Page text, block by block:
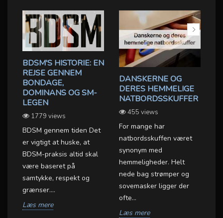
BDSM'S HISTORIE: EN
REJSE GENNEM
BONDAGE,
DOMINANS OG SM-
LEGEN
1779 views
BDSM gennem tiden Det
er vigtigt at huske, at
BDSM-praksis altid skal
være baseret på
samtykke, respekt og
grænser....
Læs mere
DANSKERNE OG
DERES HEMMELIGE
NATBORDSSKUFFER
455 views
For mange har
natbordsskuffen været
synonym med
hemmeligheder. Helt
nede bag strømper og
sovemasker ligger der
ofte...
Læs mere